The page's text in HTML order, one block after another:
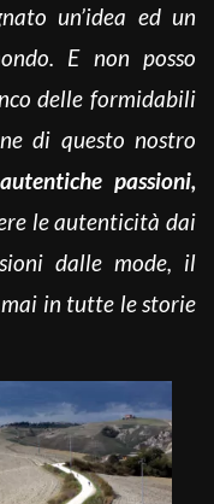
un’idea ed un
E non posso
delle formidabili
di questo nostro
passioni,
le autenticità dai
dalle mode, il
in tutte le storie